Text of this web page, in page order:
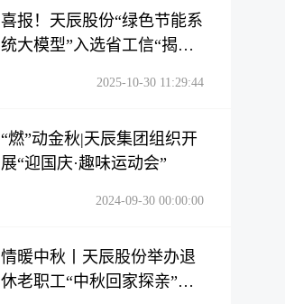
喜报！天辰股份“绿色节能系
统大模型”入选省工信“揭榜
2025-10-30 11:29:44
“燃”动金秋|天辰集团组织开
展“迎国庆·趣味运动会”
2024-09-30 00:00:00
情暖中秋丨天辰股份举办退
休老职工“中秋回家探亲”活